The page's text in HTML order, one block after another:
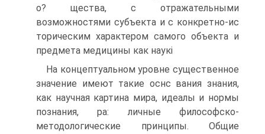
о? щества, с отражательными
возможностями субъекта и с конкретно-ис
торическим характером самого объекта и
предмета медицины как наукі
На концептуальном уровне существенное
значение имеют такие оснс вания знания,
как научная картина мира, идеалы и нормы
познания, ра: личные философско-
методологические принципы. Общие